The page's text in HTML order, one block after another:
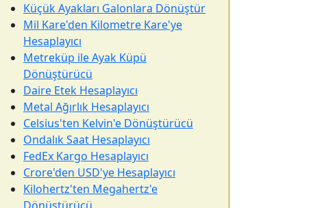
Küçük Ayakları Galonlara Dönüştür
Mil Kare'den Kilometre Kare'ye
Hesaplayıcı
Metreküp ile Ayak Küpü
Dönüştürücü
Daire Etek Hesaplayıcı
Metal Ağırlık Hesaplayıcı
Celsius'ten Kelvin'e Dönüştürücü
Ondalık Saat Hesaplayıcı
FedEx Kargo Hesaplayıcı
Crore'den USD'ye Hesaplayıcı
Kilohertz'ten Megahertz'e